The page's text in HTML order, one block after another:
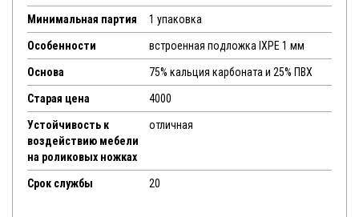
Минимальная партия 1 упаковка
Особенности встроенная подложка IXPE 1 мм
Основа 75% кальция карбоната и 25% ПВХ
Старая цена 4000
Устойчивость к
воздействию мебели
на роликовых ножках
отличная
Срок службы 20